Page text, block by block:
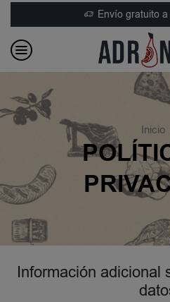
Envío gratuito
Inicio
Información adicional